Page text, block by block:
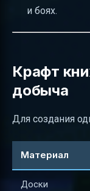
и боях.
Крафт
добыча
Для создания
Материал
Доски